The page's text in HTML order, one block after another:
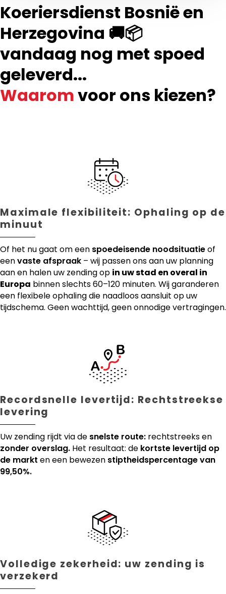
Koeriersdienst Bosnië en
Herzegovina 🚚📦
vandaag nog met spoed
geleverd...
Waaromvoor ons kiezen?
Maximale flexibiliteit: Ophaling op de
minuut
Of het nu gaat om een spoedeisende noodsituatieof
eenvaste afspraak – wij passen ons aan uw planning
aan en halen uw zending op in uw stad en overal in
Europa binnen slechts 60–120 minuten. Wij garanderen
een flexibele ophaling die naadloos aansluit op uw
tijdschema. Geen wachttijd, geen onnodige vertragingen.
Recordsnelle levertijd: Rechtstreekse
levering
Uw zending rijdt via de snelste route: rechtstreeks en
zonder overslag. Het resultaat: de kortste levertijd op
de markt en een bewezen stiptheidspercentage van
99,50%.
Volledige zekerheid: uw zending is
verzekerd